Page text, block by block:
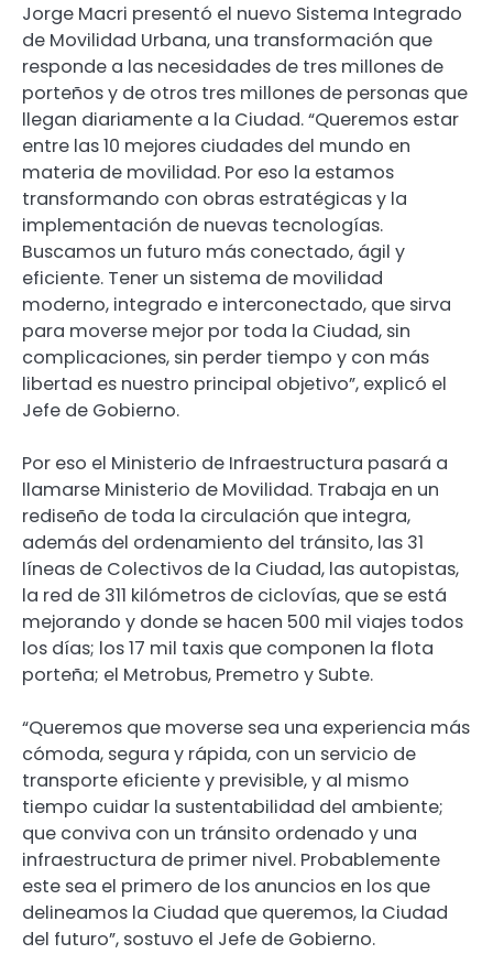
Jorge Macri presentó el nuevo Sistema Integrado
de Movilidad Urbana, una transformación que
responde a las necesidades de tres millones de
porteños y de otros tres millones de personas que
llegan diariamente a la Ciudad. “Queremos estar
entre las 10 mejores ciudades del mundo en
materia de movilidad. Por eso la estamos
transformando con obras estratégicas y la
implementación de nuevas tecnologías.
Buscamos un futuro más conectado, ágil y
eficiente. Tener un sistema de movilidad
moderno, integrado e interconectado, que sirva
para moverse mejor por toda la Ciudad, sin
complicaciones, sin perder tiempo y con más
libertad es nuestro principal objetivo”, explicó el
Jefe de Gobierno.
Por eso el Ministerio de Infraestructura pasará a
llamarse Ministerio de Movilidad. Trabaja en un
rediseño de toda la circulación que integra,
además del ordenamiento del tránsito, las 31
líneas de Colectivos de la Ciudad, las autopistas,
la red de 311 kilómetros de ciclovías, que se está
mejorando y donde se hacen 500 mil viajes todos
los días; los 17 mil taxis que componen la flota
porteña; el Metrobus, Premetro y Subte.
“Queremos que moverse sea una experiencia más
cómoda, segura y rápida, con un servicio de
transporte eficiente y previsible, y al mismo
tiempo cuidar la sustentabilidad del ambiente;
que conviva con un tránsito ordenado y una
infraestructura de primer nivel. Probablemente
este sea el primero de los anuncios en los que
delineamos la Ciudad que queremos, la Ciudad
del futuro”, sostuvo el Jefe de Gobierno.